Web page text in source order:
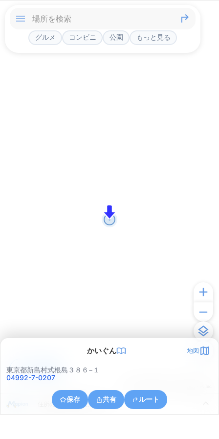
グルメ コンビニ 公園 もっと見る
かいぐん 地図
東京都新島村式根島３８６−１
04992-7-0207
保存 共有 ルート
住所の取得に失敗しました
アプリで見る